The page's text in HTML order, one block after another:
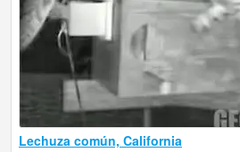
Lechuza común, California